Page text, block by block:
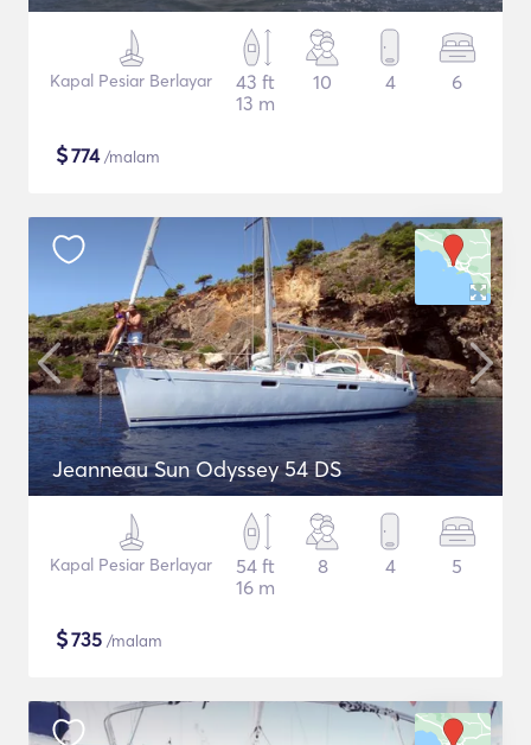
Kapal Pesiar Berlayar
43 ft
13 m
10 4 6
$774/malam
Jeanneau Sun Odyssey 54 DS
Kapal Pesiar Berlayar
54 ft
16 m
8 4 5
$735 /malam